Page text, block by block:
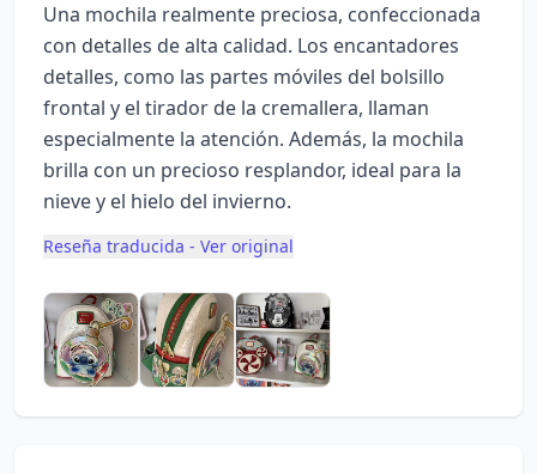
Una mochila realmente preciosa, confeccionada
con detalles de alta calidad. Los encantadores
detalles, como las partes móviles del bolsillo
frontal y el tirador de la cremallera, llaman
especialmente la atención. Además, la mochila
brilla con un precioso resplandor, ideal para la
nieve y el hielo del invierno.
Reseña traducida - Ver original